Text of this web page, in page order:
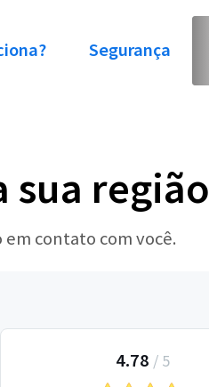
Segurança
sua região
contato com você.
4.78 / 5